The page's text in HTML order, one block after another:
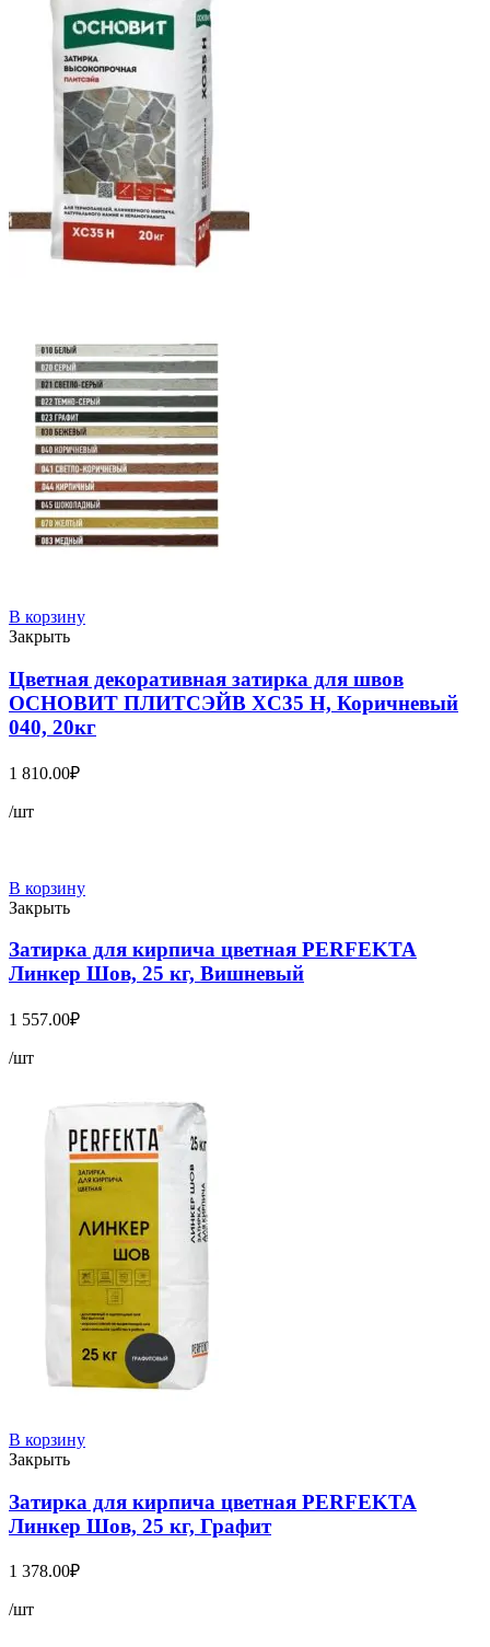
В корзину
Закрыть
Цветная декоративная затирка для швов
ОСНОВИТ ПЛИТСЭЙВ XC35 Н, Коричневый
040, 20кг
1 810.00₽
/шт
В корзину
Закрыть
Затирка для кирпича цветная PERFEKTA
Линкер Шов, 25 кг, Вишневый
1 557.00₽
/шт
В корзину
Закрыть
Затирка для кирпича цветная PERFEKTA
Линкер Шов, 25 кг, Графит
1 378.00₽
/шт